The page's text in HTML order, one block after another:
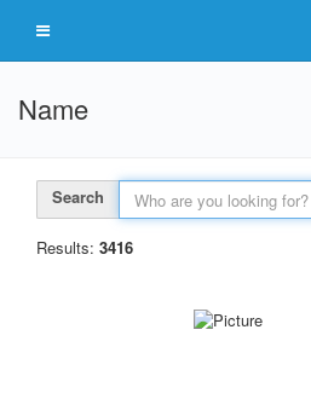
Name
Search
Results: 3416